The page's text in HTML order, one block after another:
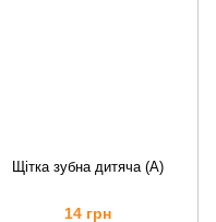
Щітка зубна дитяча (А)
14 грн